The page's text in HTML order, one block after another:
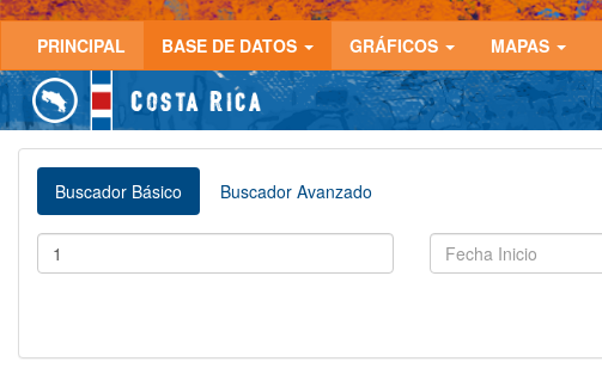
PRINCIPAL BASE DE DATOS GRÁFICOS MAPAS
Buscador Básico Buscador Avanzado